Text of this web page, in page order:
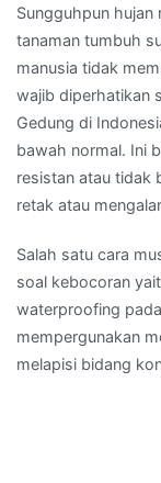
Sungguhpun
tanaman tumbuh
manusia tidak
wajib diperhatikan
Gedung di
bawah normal. Ini
resistan atau tidak
retak atau
Salah satu cara
soal kebocoran
waterproofing
mempergunakan
melapisi bidang